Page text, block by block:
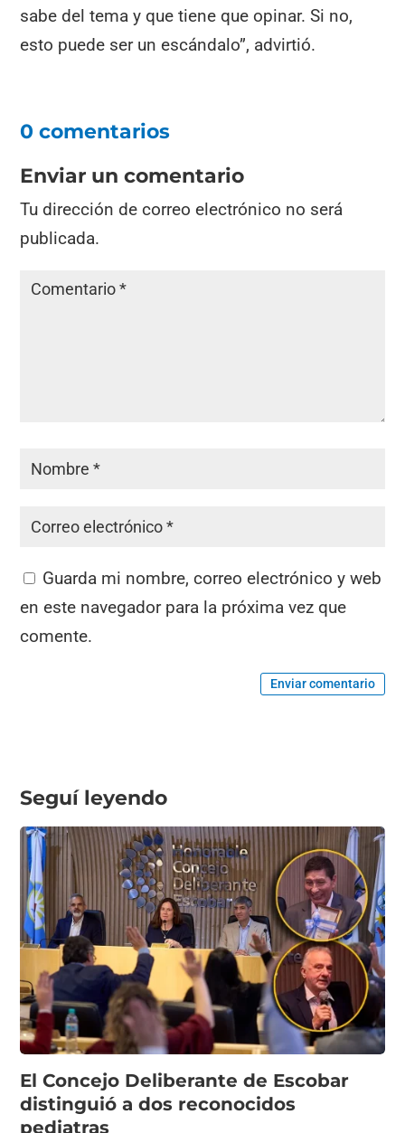
sabe del tema y que tiene que opinar. Si no,
esto puede ser un escándalo”, advirtió.
0 comentarios
Enviar un comentario
Tu dirección de correo electrónico no será
publicada.
Guarda mi nombre, correo electrónico y web
en este navegador para la próxima vez que
comente.
Enviar comentario
Seguí leyendo
El Concejo Deliberante de Escobar
distinguió a dos reconocidos
pediatras